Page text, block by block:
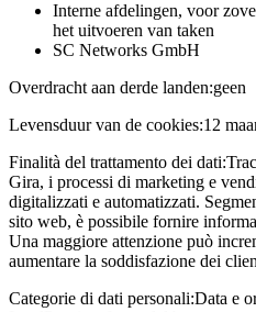
Interne afdelingen, voor
het uitvoeren van taken
SC Networks GmbH
Overdracht aan derde landen:geen
Levensduur van de cookies:12
Finalità del trattamento dei dati:
Gira, i processi di marketing e
digitalizzati e automatizzati.
sito web, è possibile fornire
Una maggiore attenzione può
aumentare la soddisfazione dei
Categorie di dati personali:Data e